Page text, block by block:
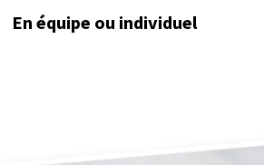
En équipe ou individuel